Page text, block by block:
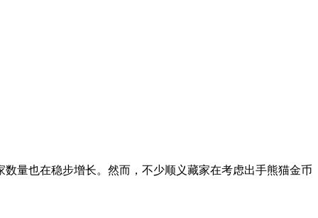
量也在稳步增长。然而，不少顺义藏家在考虑出手熊猫金币